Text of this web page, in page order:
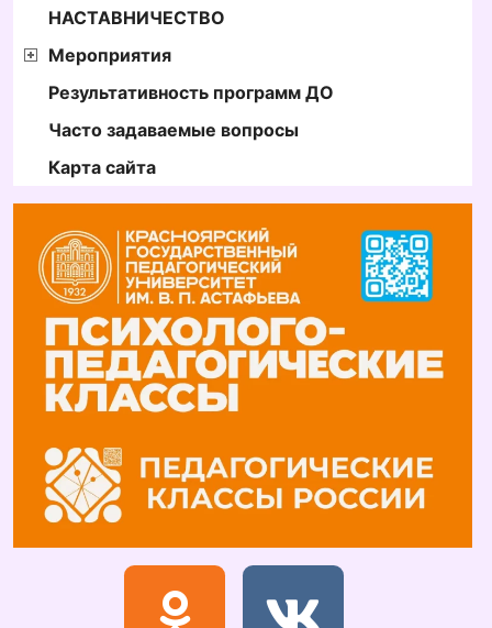
НАСТАВНИЧЕСТВО
Мероприятия
Результативность программ ДО
Часто задаваемые вопросы
Карта сайта